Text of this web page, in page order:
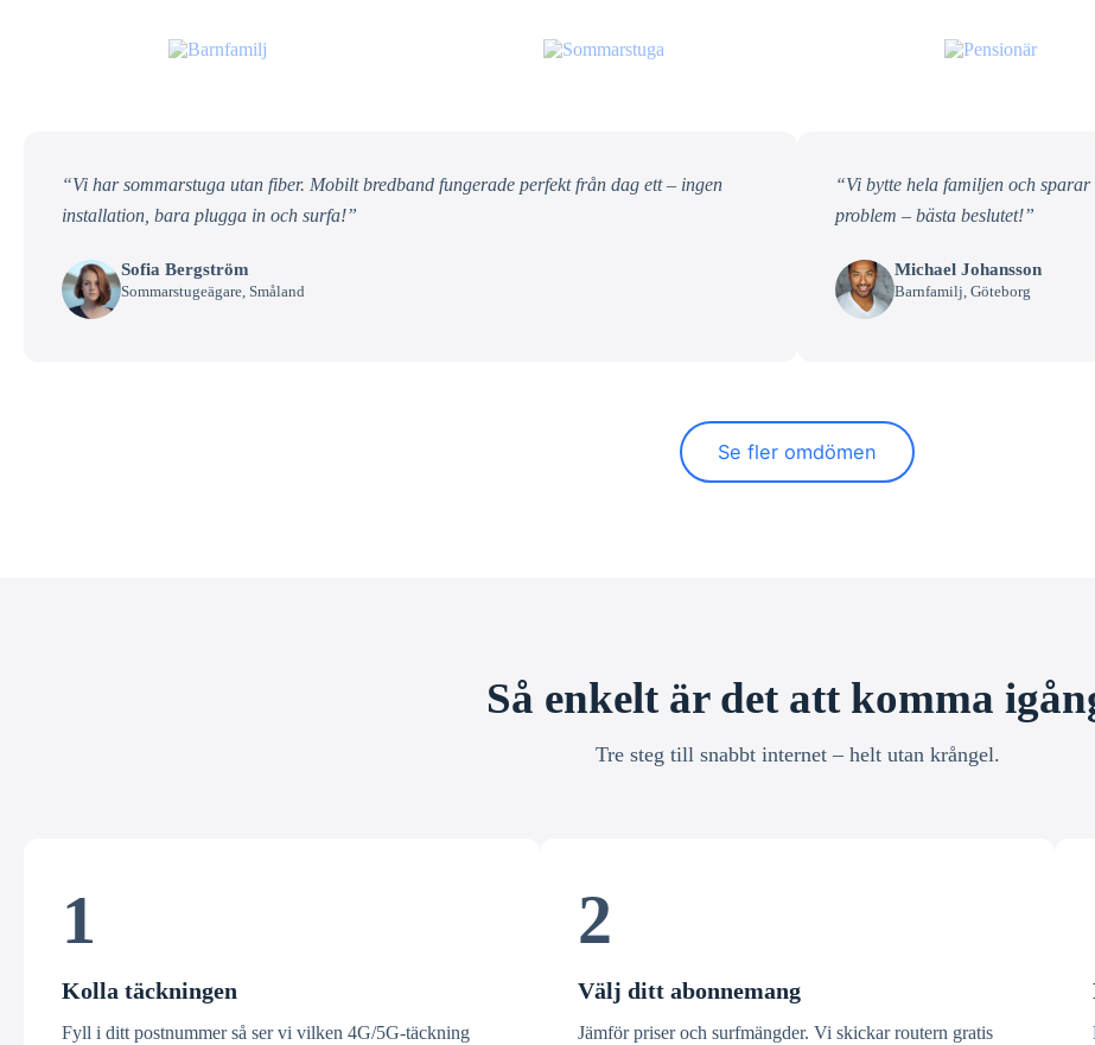
“Vi har sommarstuga utan fiber. Mobilt bredband fungerade perfekt från dag ett – ingen
installation, bara plugga in och surfa!”
Sofia Bergström
Sommarstugeägare, Småland
“Vi bytte hela familjen och
problem – bästa beslutet!”
Michael Johansson
Barnfamilj, Göteborg
Se fler omdömen
Så enkelt är det att komma
Tre steg till snabbt internet – helt utan krångel.
1
Kolla täckningen
Fyll i ditt postnummer så ser vi vilken 4G/5G-täckning
2
Välj ditt abonnemang
Jämför priser och surfmängder. Vi skickar routern gratis